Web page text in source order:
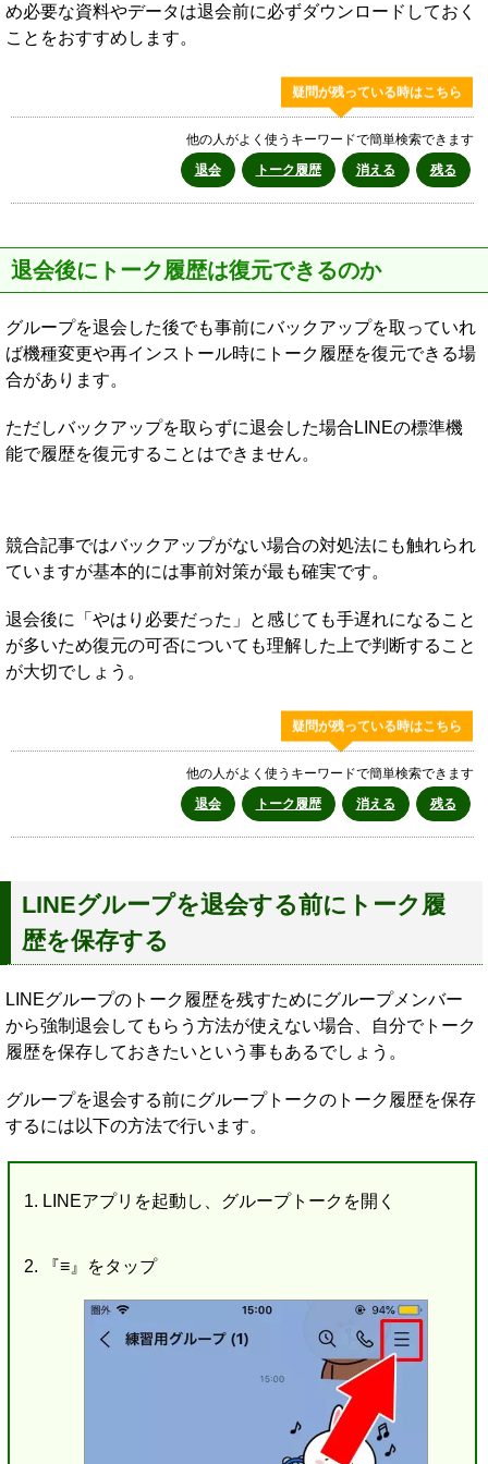
め必要な資料やデータは退会前に必ずダウンロードしておく
ことをおすすめします。
疑問が残っている時はこちら
他の人がよく使うキーワードで簡単検索できます
退会
トーク履歴 消える 残る
退会後にトーク履歴は復元できるのか
グループを退会した後でも事前にバックアップを取っていれ
ば機種変更や再インストール時にトーク履歴を復元できる場
合があります。
ただしバックアップを取らずに退会した場合LINEの標準機
能で履歴を復元することはできません。
競合記事ではバックアップがない場合の対処法にも触れられ
ていますが基本的には事前対策が最も確実です。
退会後に「やはり必要だった」と感じても手遅れになること
が多いため復元の可否についても理解した上で判断すること
が大切でしょう。
疑問が残っている時はこちら
他の人がよく使うキーワードで簡単検索できます
退会
トーク履歴 消える 残る
LINEグループを退会する前にトーク履
歴を保存する
LINEグループのトーク履歴を残すためにグループメンバー
から強制退会してもらう方法が使えない場合、自分でトーク
履歴を保存しておきたいという事もあるでしょう。
グループを退会する前にグループトークのトーク履歴を保存
するには以下の方法で行います。
LINEアプリを起動し、グループトークを開く
『≡』をタップ